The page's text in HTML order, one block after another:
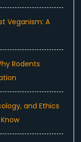
Veganism: A
Rodents
and Ethics